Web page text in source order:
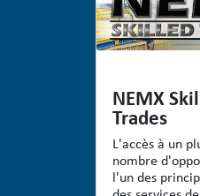
NEMX
Trades
L'accès à un
nombre
l'un des